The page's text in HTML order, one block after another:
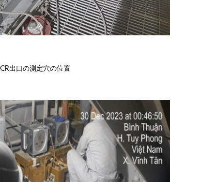
出口の測定穴の位置